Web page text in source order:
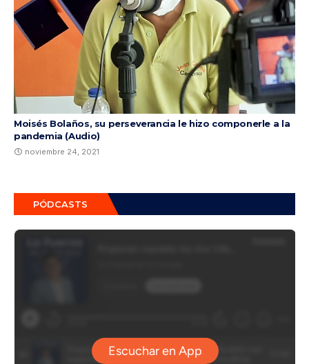
Moisés Bolaños, su perseverancia le hizo componerle a la
pandemia (Audio)
noviembre 24, 2021
PÓDCASTS